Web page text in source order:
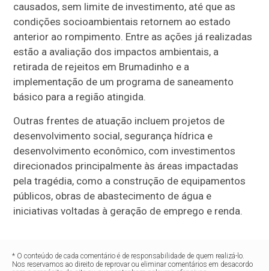
causados, sem limite de investimento, até que as
condições socioambientais retornem ao estado
anterior ao rompimento. Entre as ações já realizadas
estão a avaliação dos impactos ambientais, a
retirada de rejeitos em Brumadinho e a
implementação de um programa de saneamento
básico para a região atingida.
Outras frentes de atuação incluem projetos de
desenvolvimento social, segurança hídrica e
desenvolvimento econômico, com investimentos
direcionados principalmente às áreas impactadas
pela tragédia, como a construção de equipamentos
públicos, obras de abastecimento de água e
iniciativas voltadas à geração de emprego e renda.
* O conteúdo de cada comentário é de responsabilidade de quem realizá-lo.
Nos reservamos ao direito de reprovar ou eliminar comentários em desacordo